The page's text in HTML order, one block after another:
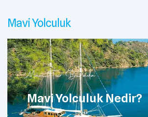
Mavi Yolculuk
Mavi Tur Burada
Mavi Yolculuk Nedir?